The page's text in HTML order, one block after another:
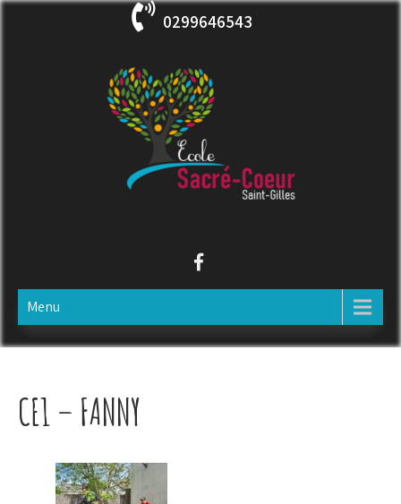
Skip
0299646543
ECOLE SACRE COEUR
Menu
CE1 – FANNY